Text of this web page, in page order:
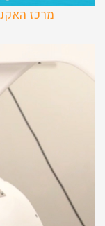
מרכז